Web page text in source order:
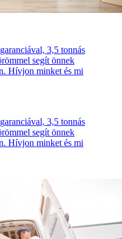
3,5 tonnás
segít önnek
Hívjon minket és mi
3,5 tonnás
segít önnek
Hívjon minket és mi